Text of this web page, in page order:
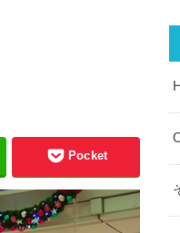
Pocket